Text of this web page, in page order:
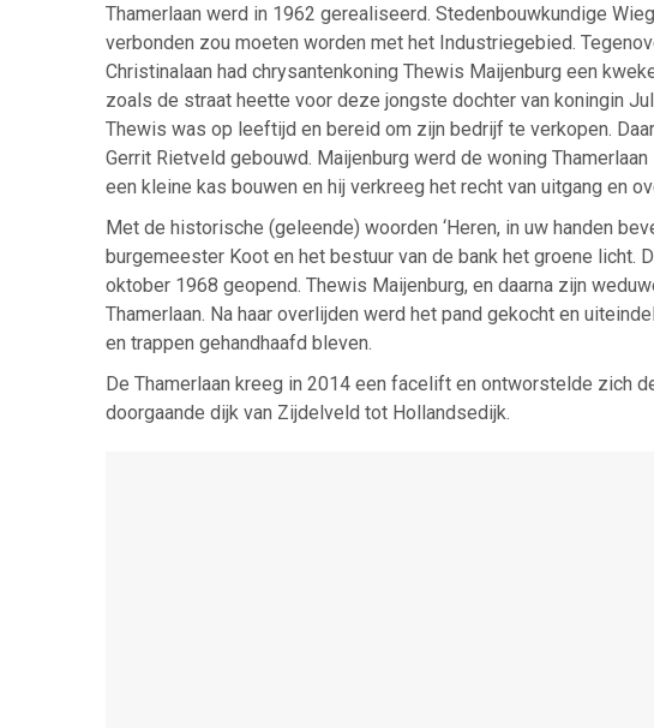
Thamerlaan werd in 1962 gerealiseerd. Stedenbouwkundige
verbonden zou moeten worden met het Industriegebied.
Christinalaan had chrysantenkoning Thewis Maijenburg een
zoals de straat heette voor deze jongste dochter van koningin
Thewis was op leeftijd en bereid om zijn bedrijf te verkopen.
Gerrit Rietveld gebouwd. Maijenburg werd de woning
een kleine kas bouwen en hij verkreeg het recht van uitgang en
Met de historische (geleende) woorden ‘Heren, in uw handen
burgemeester Koot en het bestuur van de bank het groene licht.
oktober 1968 geopend. Thewis Maijenburg, en daarna zijn
Thamerlaan. Na haar overlijden werd het pand gekocht en
en trappen gehandhaafd bleven.
De Thamerlaan kreeg in 2014 een facelift en ontworstelde zich
doorgaande dijk van Zijdelveld tot Hollandsedijk.